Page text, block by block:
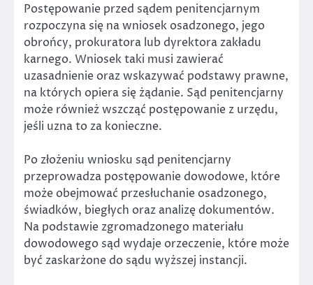
Postępowanie przed sądem penitencjarnym
rozpoczyna się na wniosek osadzonego, jego
obrońcy, prokuratora lub dyrektora zakładu
karnego. Wniosek taki musi zawierać
uzasadnienie oraz wskazywać podstawy prawne,
na których opiera się żądanie. Sąd penitencjarny
może również wszcząć postępowanie z urzędu,
jeśli uzna to za konieczne.
Po złożeniu wniosku sąd penitencjarny
przeprowadza postępowanie dowodowe, które
może obejmować przesłuchanie osadzonego,
świadków, biegłych oraz analizę dokumentów.
Na podstawie zgromadzonego materiału
dowodowego sąd wydaje orzeczenie, które może
być zaskarżone do sądu wyższej instancji.